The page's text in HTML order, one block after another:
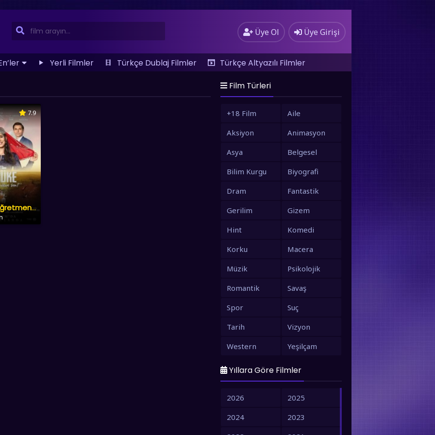
Üye Ol Üye Girişi
Yerli Filmler Türkçe Dublaj Filmler
Türkçe Altyazılı Filmler
7.9
Aybüke: Öğretmen Oldum Ben
Film Türleri
+18 Film
Aile
Aksiyon
Animasyon
Asya
Belgesel
Bilim Kurgu
Biyografi
Dram
Fantastik
Gerilim
Gizem
Hint
Komedi
Korku
Macera
Müzik
Psikolojik
Romantik
Savaş
Spor
Suç
Tarih
Vizyon
Western
Yeşilçam
Yıllara Göre Filmler
2026
2025
2024
2023